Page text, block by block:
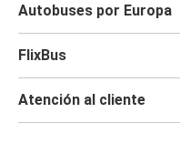
Autobuses por Europa
FlixBus
Atención al cliente